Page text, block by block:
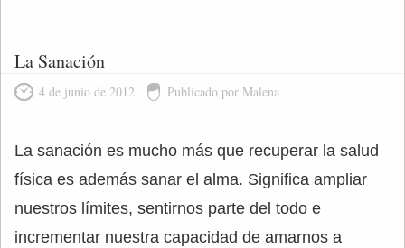
La Sanación
4 de junio de 2012 Publicado por Malena
La sanación es mucho más que recuperar la salud
física es además sanar el alma. Significa ampliar
nuestros límites, sentirnos parte del todo e
incrementar nuestra capacidad de amarnos a